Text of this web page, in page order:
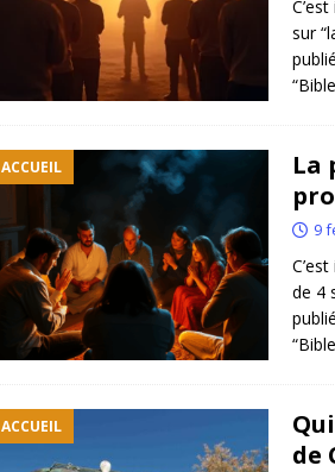
sur
ACCUEIL
La
9
de 4
ACCUEIL
de